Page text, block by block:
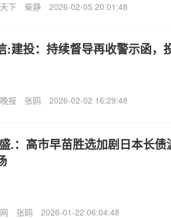
下 柴静 2026-02-05 20:01:48
:建投：持续督导再收警示函，
报 张鸥 2026-02-02 16:29:48
.：高市早苗胜选加剧日本长
张鸥 2026-01-22 06:04:48